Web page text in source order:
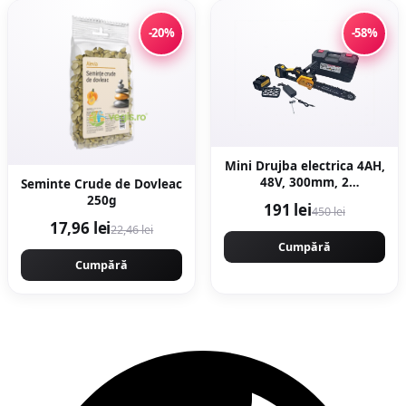
-20%
Seminte Crude de Dovleac
250g
17,96 lei22,46 lei
Cumpără
-58%
Mini Drujba electrica 4AH,
48V, 300mm, 2
ungere automata, 1800w,
model YELLOW CAMPION
Germany CMP1756Y
191 lei450 lei
Cumpără